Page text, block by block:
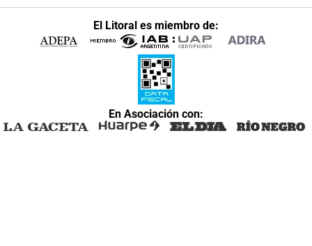
El Litoral es miembro de:
En Asociación con: